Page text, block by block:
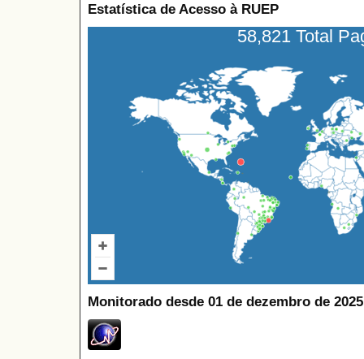
Estatística de Acesso à RUEP
58,821 Total
Monitorado desde 01 de dezembro de